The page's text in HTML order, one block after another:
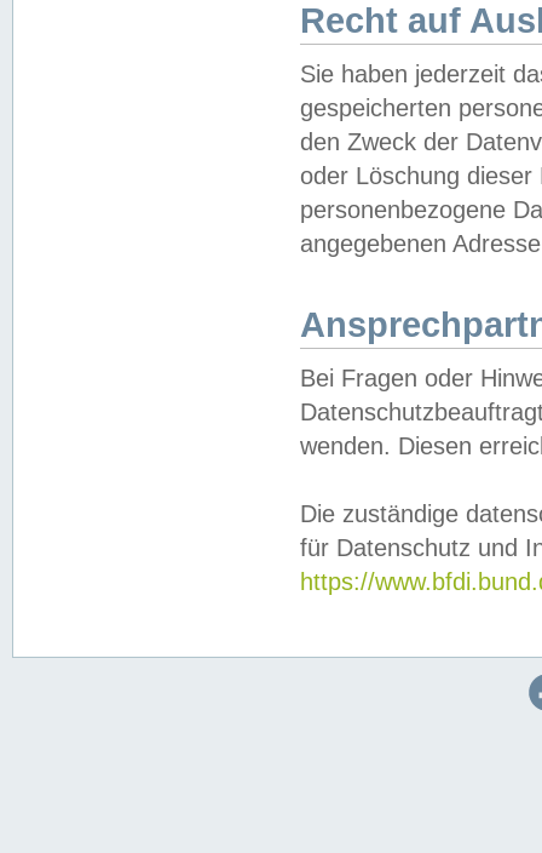
Recht auf
Sie haben jederzeit
gespeicherten
den Zweck der
oder Löschung
personenbezogene
angegebenen
Bei Fragen oder
wenden. Diesen
Die zuständige
für Datenschutz und
https://